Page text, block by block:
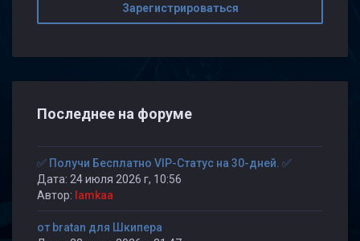
Зарегистрироваться
Последнее на форуме
✅ Получи Бесплатно VIP-Статус на 30-дней. ✅
Дата: 24 июля 2026 г, 10:56
Автор: lamkaa
от bratan для Шкипера